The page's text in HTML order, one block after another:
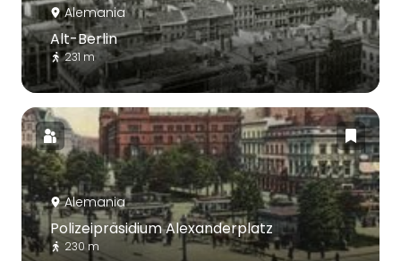
Alemania
Alt-Berlin
231 m
Alemania
Polizeipräsidium Alexanderplatz
230 m